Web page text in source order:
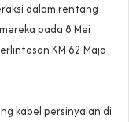
dalam rentang
pada 8 Mei
KM 62 Maja
kabel persinyalan di